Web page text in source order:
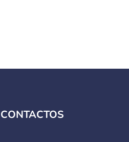
CONTACTOS